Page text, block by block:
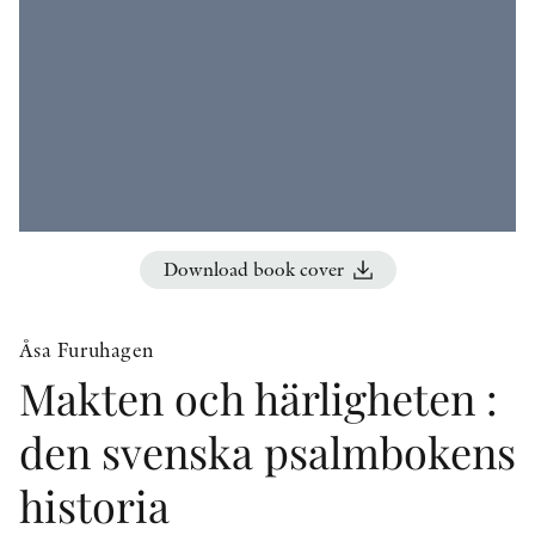
Download book cover
Åsa Furuhagen
Makten och härligheten :
den svenska psalmbokens
historia